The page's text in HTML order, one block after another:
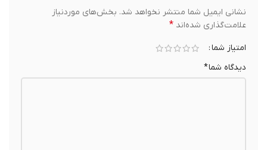
نشانی ایمیل شما منتشر نخواهد شد. بخش‌های موردنیاز
علامت‌گذاری شده‌اند*
امتیاز شما
دیدگاه شما*